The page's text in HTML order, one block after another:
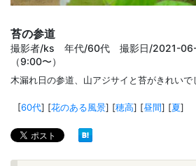
苔の参道
撮影者/ks 年代/60代 撮影日/2021-
（9:00〜）
木漏れ日の参道、山アジサイと苔がきれいで
[60代] [花のある風景] [穂高] [昼間] [夏]